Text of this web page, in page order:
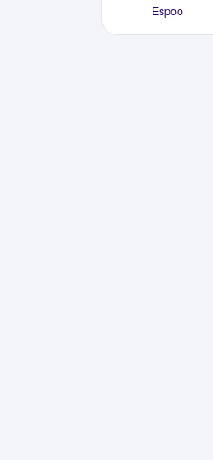
Espoo